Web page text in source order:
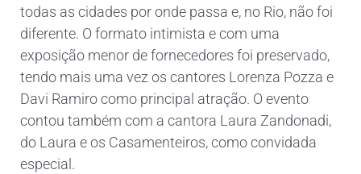
todas as cidades por onde passa e, no Rio, não foi
diferente. O formato intimista e com uma
exposição menor de fornecedores foi preservado,
tendo mais uma vez os cantores Lorenza Pozza e
Davi Ramiro como principal atração. O evento
contou também com a cantora Laura Zandonadi,
do Laura e os Casamenteiros, como convidada
especial.